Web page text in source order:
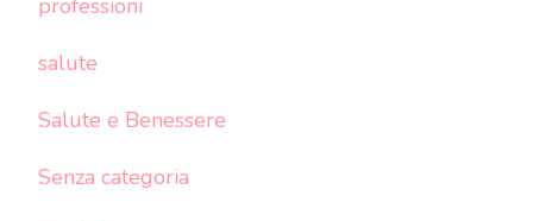
professioni
salute
Salute e Benessere
Senza categoria